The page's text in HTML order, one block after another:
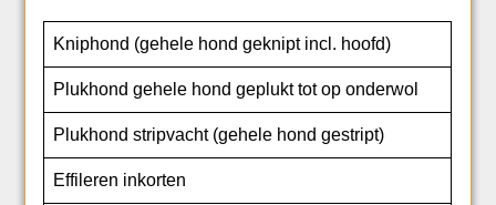
Kniphond (gehele hond geknipt incl. hoofd)
Plukhond gehele hond geplukt tot op onderwol
Plukhond stripvacht (gehele hond gestript)
Effileren inkorten